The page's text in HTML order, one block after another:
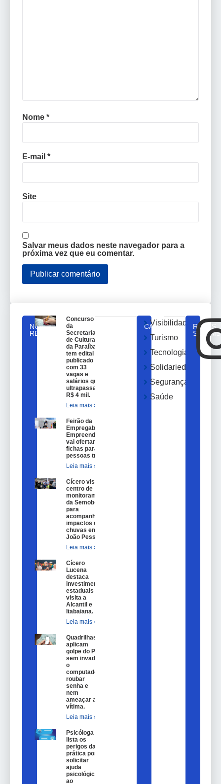
Nome *
E-mail *
Site
Salvar meus dados neste navegador para a
próxima vez que eu comentar.
NOTICIAS
RELACIONADAS
Concurso
da
Secretaria
de Cultura
da Paraíba
tem edital
publicado
com 33
vagas e
salários que
ultrapassam
R$ 4 mil.
Leia mais »
Feirão da
Empregabilidade e
Empreendedorismo
vai ofertar 100
fichas para
pessoas trans.
Leia mais »
Cícero visita
centro de
monitoramento
da Semob-JP
para
acompanhar
impactos das
chuvas em
João Pessoa.
Leia mais »
Cícero
Lucena
destaca
investimentos
estaduais em
visita a
Alcantil e
Itabaiana.
Leia mais »
Quadrilhas
aplicam
golpe do Pix
sem invadir
o
computador,
roubar
senha e
nem
ameaçar a
vítima.
Leia mais »
Psicóloga
lista os
perigos da
prática por
solicitar
ajuda
psicológica
ao
CATEGORIAS
Visibilidade
Turismo
Tecnologia
Solidariedade
Segurança
Saúde
REDES
SOCIAIS